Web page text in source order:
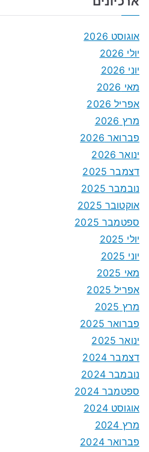
אוגוסט 2026
יולי 2026
יוני 2026
מאי 2026
אפריל 2026
מרץ 2026
פברואר 2026
ינואר 2026
דצמבר 2025
נובמבר 2025
אוקטובר 2025
ספטמבר 2025
יולי 2025
יוני 2025
מאי 2025
אפריל 2025
מרץ 2025
פברואר 2025
ינואר 2025
דצמבר 2024
נובמבר 2024
ספטמבר 2024
אוגוסט 2024
מרץ 2024
פברואר 2024